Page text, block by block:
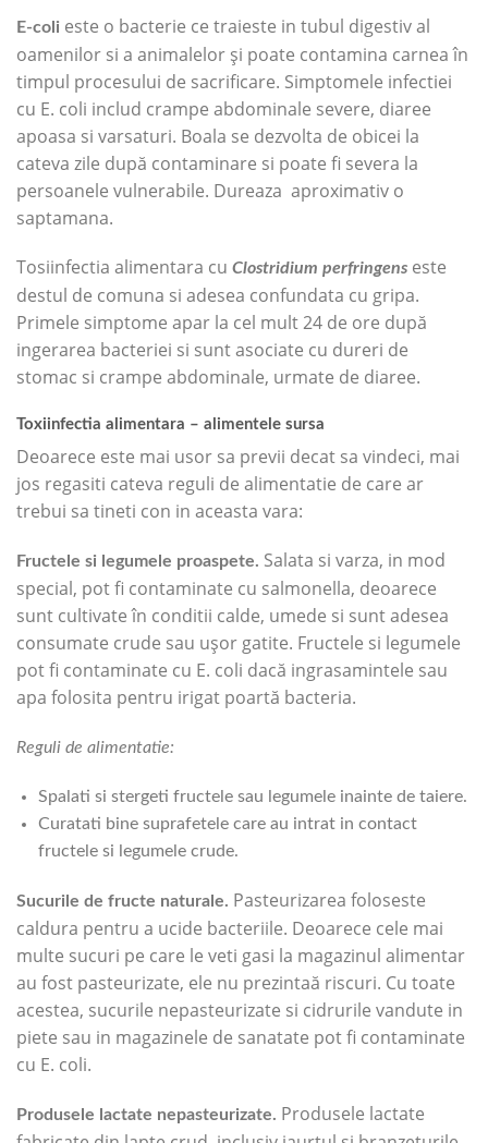
E-coli este o bacterie ce traieste in tubul digestiv al
oamenilor si a animalelor și poate contamina carnea în
timpul procesului de sacrificare. Simptomele infectiei
cu E. coli includ crampe abdominale severe, diaree
apoasa si varsaturi. Boala se dezvolta de obicei la
cateva zile după contaminare si poate fi severa la
persoanele vulnerabile. Dureaza aproximativ o
saptamana.
Tosiinfectia alimentara cu Clostridium perfringens este
destul de comuna si adesea confundata cu gripa.
Primele simptome apar la cel mult 24 de ore după
ingerarea bacteriei si sunt asociate cu dureri de
stomac si crampe abdominale, urmate de diaree.
Toxiinfectia alimentara – alimentele sursa
Deoarece este mai usor sa previi decat sa vindeci, mai
jos regasiti cateva reguli de alimentatie de care ar
trebui sa tineti con in aceasta vara:
Fructele si legumele proaspete. Salata si varza, in mod
special, pot fi contaminate cu salmonella, deoarece
sunt cultivate în conditii calde, umede si sunt adesea
consumate crude sau ușor gatite. Fructele si legumele
pot fi contaminate cu E. coli dacă ingrasamintele sau
apa folosita pentru irigat poartă bacteria.
Reguli de alimentatie:
Spalati si stergeti fructele sau legumele inainte de taiere.
Curatati bine suprafetele care au intrat in contact
fructele si legumele crude.
Sucurile de fructe naturale. Pasteurizarea foloseste
caldura pentru a ucide bacteriile. Deoarece cele mai
multe sucuri pe care le veti gasi la magazinul alimentar
au fost pasteurizate, ele nu prezintaă riscuri. Cu toate
acestea, sucurile nepasteurizate si cidrurile vandute in
piete sau in magazinele de sanatate pot fi contaminate
cu E. coli.
Produsele lactate nepasteurizate. Produsele lactate